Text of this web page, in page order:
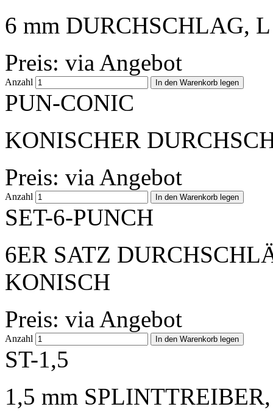
6 mm DURCHSCHLAG,
Preis: via Angebot
Anzahl
PUN-CONIC
KONISCHER
Preis: via Angebot
Anzahl
SET-6-PUNCH
6ER SATZ
KONISCH
Preis: via Angebot
Anzahl
ST-1,5
1,5 mm